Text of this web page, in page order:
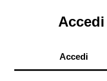
Accedi